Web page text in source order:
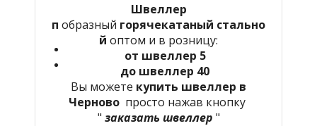
Швеллер
п образный горячекатаный стально
й оптом и в розницу:
от швеллер 5
до швеллер 40
Вы можете купить швеллер в
Черново просто нажав кнопку
" заказать швеллер "